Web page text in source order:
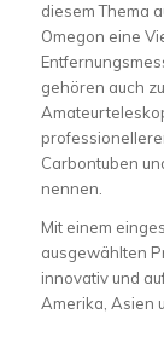
diesem Thema
Omegon eine
gehören auch
Carbontuben
nennen.
Mit einem
ausgewählten
innovativ und
Amerika, Asien